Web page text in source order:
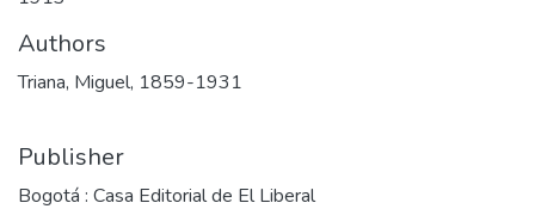
Authors
Triana, Miguel, 1859-1931
Publisher
Bogotá : Casa Editorial de El Liberal